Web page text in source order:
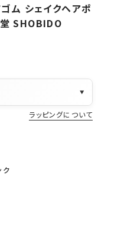
ム シェイクヘアポ
SHOBIDO
▼
ラッピングについて
ク